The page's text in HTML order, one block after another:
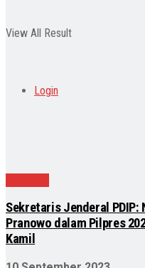
View All Result
Login
Sekretaris Jenderal PDIP:
Pranowo dalam Pilpres
Kamil